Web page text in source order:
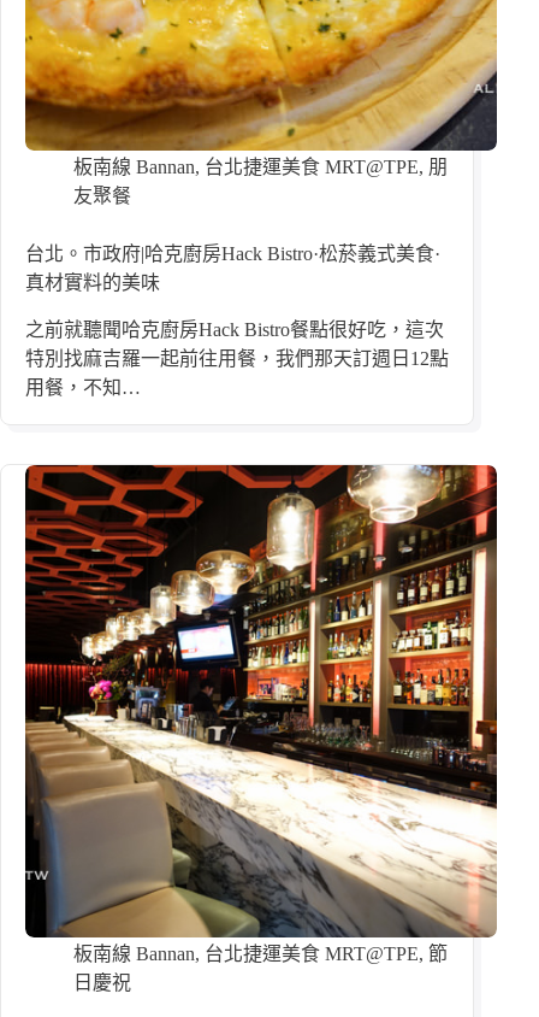
板南線 Bannan, 台北捷運美食 MRT@TPE, 朋
友聚餐
台北。市政府|哈克廚房Hack Bistro·松菸義式美食·
真材實料的美味
之前就聽聞哈克廚房Hack Bistro餐點很好吃，這次
特別找麻吉羅一起前往用餐，我們那天訂週日12點
用餐，不知…
板南線 Bannan, 台北捷運美食 MRT@TPE, 節
日慶祝